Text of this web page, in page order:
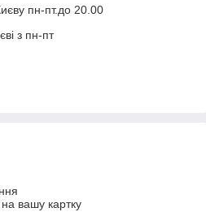
пн-пт.до 20.00
з пн-пт
вашу картку